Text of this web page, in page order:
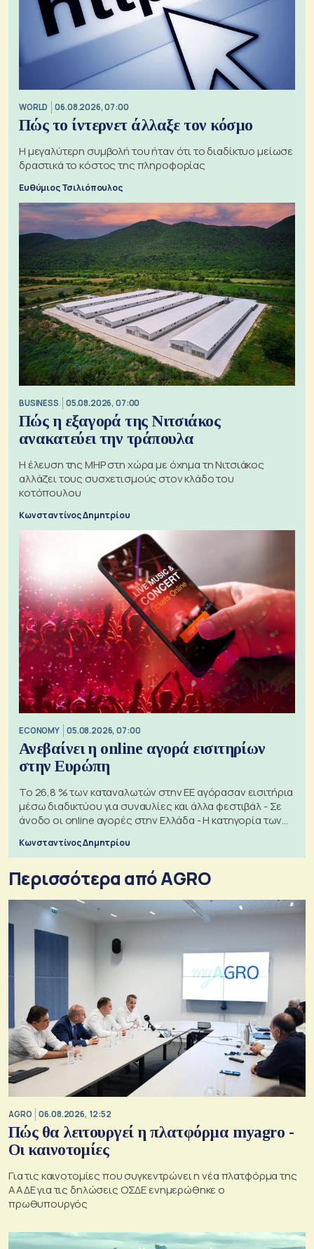
WORLD 06.08.2026, 07:00
Πώς το ίντερνετ άλλαξε τον κόσμο
Η μεγαλύτερη συμβολή του ήταν ότι το διαδίκτυο μείωσε
δραστικά το κόστος της πληροφορίας
Ευθύμιος Τσιλιόπουλος
BUSINESS 05.08.2026, 07:00
Πώς η εξαγορά της Νιτσιάκος
ανακατεύει την τράπουλα
H έλευση της MHP στη χώρα με όχημα τη Νιτσιάκος
αλλάζει τους συσχετισμούς στον κλάδο του
κοτόπουλου
Κωνσταντίνος Δημητρίου
ECONOMY 05.08.2026, 07:00
Ανεβαίνει η online αγορά εισιτηρίων
στην Ευρώπη
Το 26,8 % των καταναλωτών στην ΕΕ αγόρασαν εισιτήρια
μέσω διαδικτύου για συναυλίες και άλλα φεστιβάλ - Σε
άνοδο οι online αγορές στην Ελλάδα - Η κατηγορία των
εισιτηρίων
Κωνσταντίνος Δημητρίου
Περισσότερα από AGRO
AGRO 06.08.2026, 12:52
Πώς θα λειτουργεί η πλατφόρμα myagro -
Οι καινοτομίες
Για τις καινοτομίες που συγκεντρώνει η νέα πλατφόρμα της
ΑΑΔΕ για τις δηλώσεις ΟΣΔΕ ενημερώθηκε ο
πρωθυπουργός